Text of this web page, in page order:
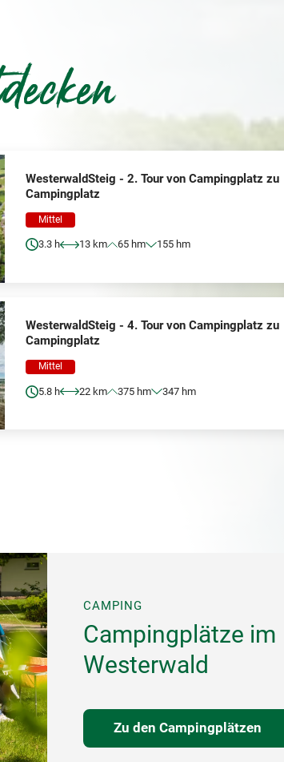
WesterwaldSteig - 2. Tour von Campingplatz zu
Campingplatz
Mittel
3.3 h 13 km 65 hm 155 hm
WesterwaldSteig - 4. Tour von Campingplatz zu
Campingplatz
Mittel
5.8 h 22 km 375 hm 347 hm
CAMPING
Campingplätze im
Westerwald
Zu den Campingplätzen